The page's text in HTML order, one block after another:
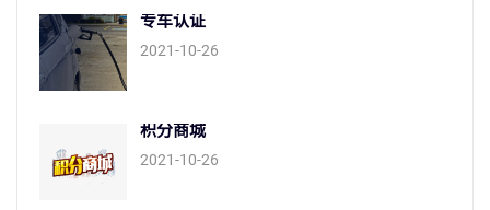
专车认证
2021-10-26
积分商城
2021-10-26